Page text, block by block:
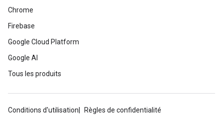
Chrome
Firebase
Google Cloud Platform
Google AI
Tous les produits
Conditions d'utilisation
Règles de confidentialité